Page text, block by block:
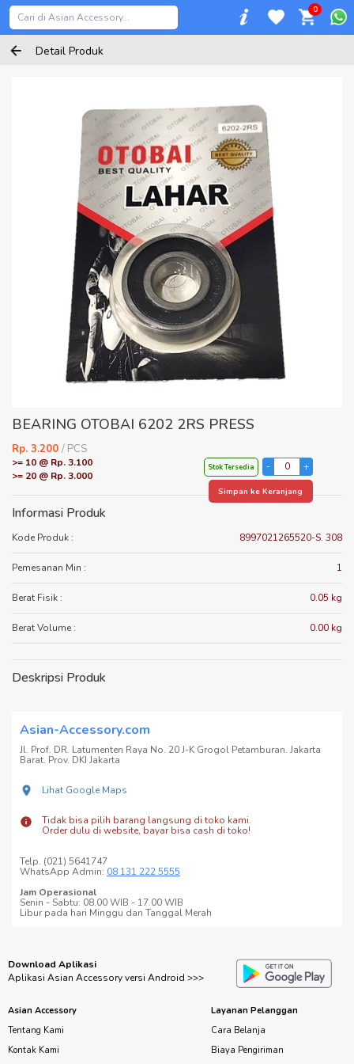
0
Detail Produk
BEARING OTOBAI 6202 2RS PRESS
Rp. 3.200 / PCS
>= 10 @ Rp. 3.100
>= 20 @ Rp. 3.000
Stok Tersedia
Simpan ke Keranjang
Informasi Produk
Kode Produk :
Pemesanan Min :
Berat Fisik :
Berat Volume :
8997021265520-S. 308
1
0.05 kg
0.00 kg
Deskripsi Produk
Asian-Accessory.com
Jl. Prof. DR. Latumenten Raya No. 20 J-K Grogol Petamburan. Jakarta
Barat. Prov. DKI Jakarta
Lihat Google Maps
Tidak bisa pilih barang langsung di toko kami.
Order dulu di website, bayar bisa cash di toko!
Telp. (021) 5641747
WhatsApp Admin: 08 131 222 5555
Jam Operasional
Senin - Sabtu: 08.00 WIB - 17.00 WIB
Libur pada hari Minggu dan Tanggal Merah
Download Aplikasi
Aplikasi Asian Accessory versi Android >>>
Asian Accessory
Tentang Kami
Kontak Kami
Layanan Pelanggan
Cara Belanja
Biaya Pengiriman